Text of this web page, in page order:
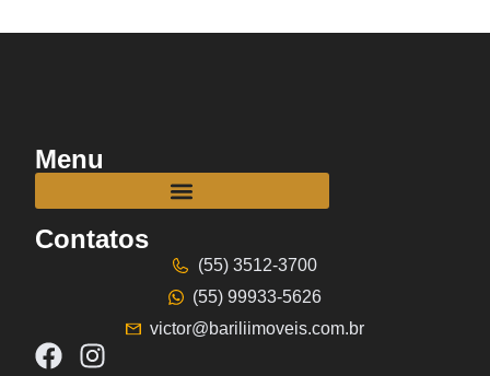
Menu
Contatos
(55) 3512-3700
(55) 99933-5626
victor@bariliimoveis.com.br